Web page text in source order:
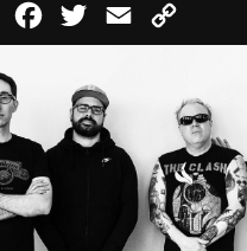
FacebookTwitterEmail
Link